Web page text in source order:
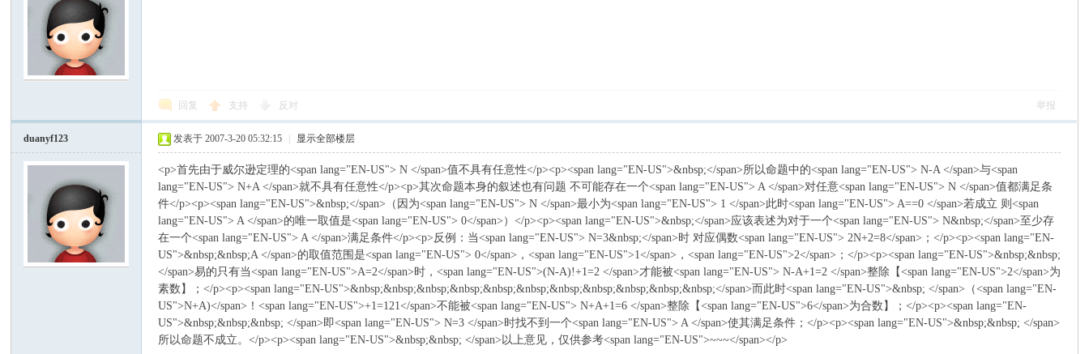
回复 支持 反对 举报
duanyf123 发表于 2007-3-20 05:32:15 显示全部楼层
<p>首先由于威尔逊定理的<span lang="EN-US"> N </span>值不具有任意性</p><p><span lang="EN-US">&nbsp;</span>所以命题中的<span lang="EN-US"> N-A </span>与<span
lang="EN-US"> N+A </span>就不具有任意性</p><p>其次命题本身的叙述也有问题 不可能存在一个<span lang="EN-US"> A </span>对任意<span lang="EN-US"> N </span>值都满足条
件</p><p><span lang="EN-US">&nbsp;</span>（因为<span lang="EN-US"> N </span>最小为<span lang="EN-US"> 1 </span>此时<span lang="EN-US"> A==0 </span>若成立 则<span
lang="EN-US"> A </span>的唯一取值是<span lang="EN-US"> 0</span>）</p><p><span lang="EN-US">&nbsp;</span>应该表述为对于一个<span lang="EN-US"> N&nbsp;</span>至少存
在一个<span lang="EN-US"> A </span>满足条件</p><p>反例：当<span lang="EN-US"> N=3&nbsp;</span>时 对应偶数<span lang="EN-US"> 2N+2=8</span>；</p><p><span lang="EN-
US">&nbsp;&nbsp;A </span>的取值范围是<span lang="EN-US"> 0</span>，<span lang="EN-US">1</span>，<span lang="EN-US">2</span>；</p><p><span lang="EN-US">&nbsp;&nbsp;
</span>易的只有当<span lang="EN-US">A=2</span>时，<span lang="EN-US">(N-A)!+1=2 </span>才能被<span lang="EN-US"> N-A+1=2 </span>整除【<span lang="EN-US">2</span>为
素数】；</p><p><span lang="EN-US">&nbsp;&nbsp;&nbsp;&nbsp;&nbsp;&nbsp;&nbsp;&nbsp;&nbsp;&nbsp;&nbsp;</span>而此时<span lang="EN-US">&nbsp; </span>（<span lang="EN-
US">N+A)</span>！<span lang="EN-US">+1=121</span>不能被<span lang="EN-US"> N+A+1=6 </span>整除【<span lang="EN-US">6</span>为合数】；</p><p><span lang="EN-
US">&nbsp;&nbsp;&nbsp; </span>即<span lang="EN-US"> N=3 </span>时找不到一个<span lang="EN-US"> A </span>使其满足条件；</p><p><span lang="EN-US">&nbsp;&nbsp; </span>
所以命题不成立。</p><p><span lang="EN-US">&nbsp;&nbsp; </span>以上意见，仅供参考<span lang="EN-US">~~~</span></p>